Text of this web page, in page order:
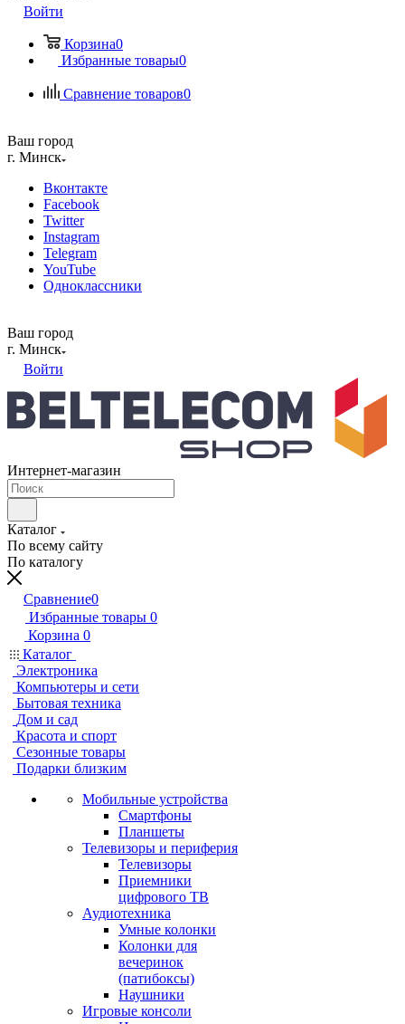
Войти
Корзина0
Избранные товары0
Сравнение товаров0
Ваш город
г. Минск
Вконтакте
Facebook
Twitter
Instagram
Telegram
YouTube
Одноклассники
Ваш город
г. Минск
Войти
Интернет-магазин
Каталог
По всему сайту
По каталогу
Сравнение0
Избранные товары 0
Корзина 0
Каталог
Электроника
Компьютеры и сети
Бытовая техника
Дом и сад
Красота и спорт
Сезонные товары
Подарки близким
Мобильные устройства
Смартфоны
Планшеты
Телевизоры и периферия
Телевизоры
Приемники
цифрового ТВ
Аудиотехника
Умные колонки
Колонки для
вечеринок
(патибоксы)
Наушники
Игровые консоли